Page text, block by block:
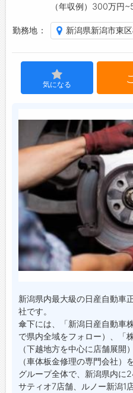
お問い合わせ
よくあるご質問
（年収例）300万円
勤務地 新潟県新潟市東
気になる
新潟県内最大級の日産自動車
社です。
傘下には、「新潟日産自動車
で県内全域をフォロー）、「
（下越地方を中心に店舗展開
（車体板金修理の専門会社）
グループ全体で、新潟県内に
サティオ7店舗、ルノー新潟1